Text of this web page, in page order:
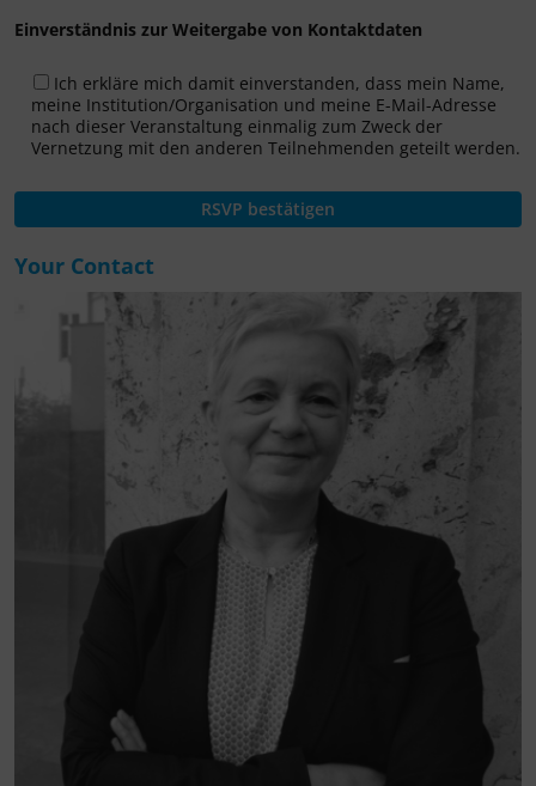
Einverständnis zur Weitergabe von Kontaktdaten
Ich erkläre mich damit einverstanden, dass mein Name,
meine Institution/Organisation und meine E-Mail-Adresse
nach dieser Veranstaltung einmalig zum Zweck der
Vernetzung mit den anderen Teilnehmenden geteilt werden.
Your Contact